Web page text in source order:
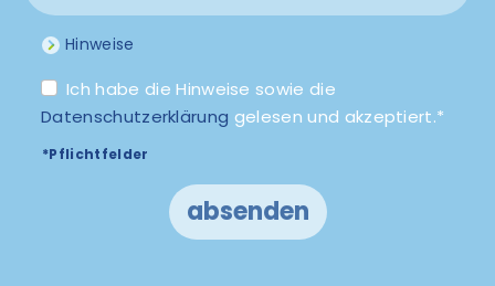
Hinweise
Ich habe die Hinweise sowie die
Datenschutzerklärung gelesen und akzeptiert.*
*Pflichtfelder
absenden